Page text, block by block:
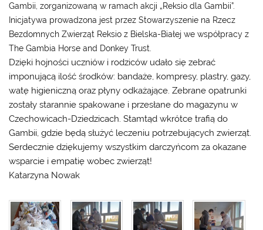
Gambii, zorganizowaną w ramach akcji „Reksio dla Gambii”.
Inicjatywa prowadzona jest przez Stowarzyszenie na Rzecz
Bezdomnych Zwierząt Reksio z Bielska-Białej we współpracy z
The Gambia Horse and Donkey Trust.
Dzięki hojności uczniów i rodziców udało się zebrać
imponującą ilość środków: bandaże, kompresy, plastry, gazy,
watę higieniczną oraz płyny odkażające. Zebrane opatrunki
zostały starannie spakowane i przesłane do magazynu w
Czechowicach-Dziedzicach. Stamtąd wkrótce trafią do
Gambii, gdzie będą służyć leczeniu potrzebujących zwierząt.
Serdecznie dziękujemy wszystkim darczyńcom za okazane
wsparcie i empatię wobec zwierząt!
Katarzyna Nowak